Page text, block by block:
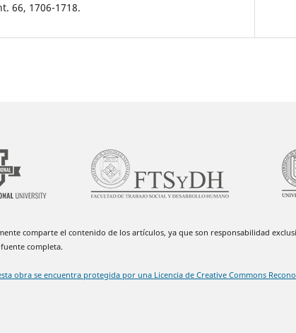
66, 1706-1718.
comparte el contenido de los artículos, ya que son responsabilidad
completa.
obra se encuentra protegida por una Licencia de Creative Commons